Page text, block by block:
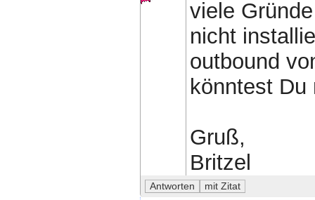
viele
nicht
outbound
könntest Du
Gruß,
Britzel